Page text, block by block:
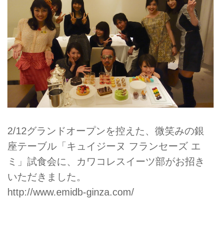
2/12グランドオープンを控えた、微笑みの銀
座テーブル「キュイジーヌ フランセーズ エ
ミ」試食会に、カワコレスイーツ部がお招き
いただきました。
http://www.emidb-ginza.com/